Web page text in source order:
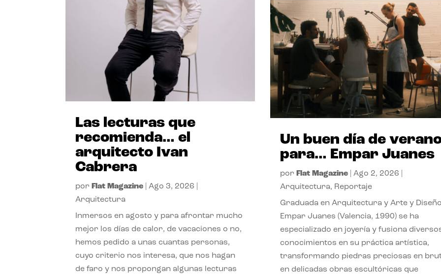
Las lecturas que
recomienda… el
arquitecto Ivan
Cabrera
por Flat Magazine |Ago 3, 2026
Arquitectura
Inmersos en agosto y para afrontar mucho
mejor los días de calor, de vacaciones o no,
hemos pedido a unas cuantas personas,
cuyo criterio nos interesa, que nos hagan
de faro y nos propongan algunas lecturas
Un buen día de
para… Empar Juanes
por Flat Magazine| Ago 2, 2026
Arquitectura, Reportaje
Graduada en Arquitectura y Arte y
Empar Juanes (Valencia, 1990) se ha
especializado en joyería y fusiona
conocimientos en su práctica artística,
transformando piedras preciosas en
en delicadas obras escultóricas que